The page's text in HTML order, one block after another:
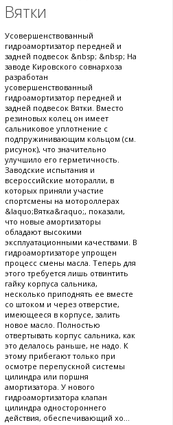
Вятки
Усовершенствованный
гидроамортизатор передней и
задней подвесок &nbsp; &nbsp; На
заводе Кировского совнархоза
разработан
усовершенствованный
гидроамортизатор передней и
задней подвесок Вятки. Вместо
резиновых колец он имеет
сальниковое уплотнение с
подпружинивающим кольцом (см.
рисунок), что значительно
улучшило его герметичность.
Заводские испытания и
всероссийские моторалли, в
которых приняли участие
спортсмены на мотороллерах
&laquo;Вятка&raquo;, показали,
что новые амортизаторы
обладают высокими
эксплуатационными качествами. В
гидроамортизаторе упрощен
процесс смены масла. Теперь для
этого требуется лишь отвинтить
гайку корпуса сальника,
несколько приподнять ее вместе
со штоком и через отверстие,
имеющееся в корпусе, залить
новое масло. Полностью
отвертывать корпус сальника, как
это делалось раньше, не надо. К
этому прибегают только при
осмотре перепускной системы
цилиндра или поршня
амортизатора. У нового
гидроамортизатора клапан
цилиндра одностороннего
действия, обеспечивающий хо...